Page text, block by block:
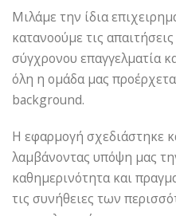
Μιλάμε την ίδια
κατανοούμε τις
σύγχρονου επαγγελματία
όλη η ομάδα μας
background.
Η εφαρμογή σχεδιάστηκε
λαμβάνοντας υπόψη μας
καθημερινότητα και
τις συνήθειες των